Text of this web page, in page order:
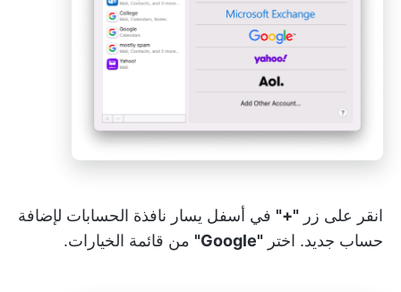
انقر على زر "+" في أسفل يسار نافذة الحسابات لإضافة
حساب جديد. اختر "Google" من قائمة الخيارات.